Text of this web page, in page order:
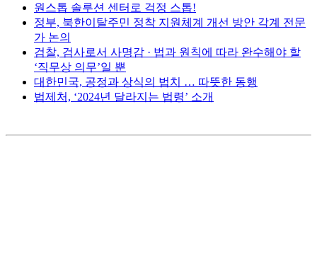
원스톱 솔루션 센터로 걱정 스톱!
정부, 북한이탈주민 정착 지원체계 개선 방안 각계 전문
가 논의
검찰, 검사로서 사명감 · 법과 원칙에 따라 완수해야 할
‘직무상 의무’일 뿐
대한민국, 공정과 상식의 법치 … 따뜻한 동행
법제처, ‘2024년 달라지는 법령’ 소개